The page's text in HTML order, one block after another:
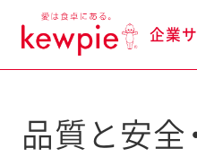
企業
品質と安全